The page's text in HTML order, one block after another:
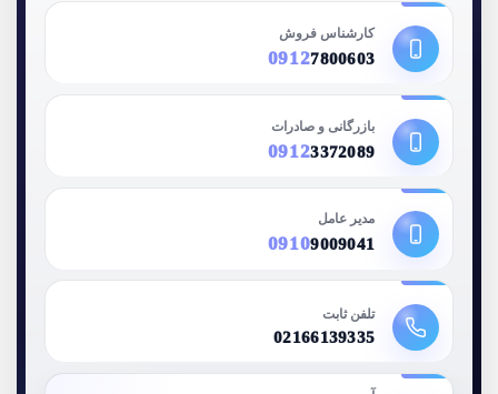
کارشناس فروش
09127800603
بازرگانی و صادرات
09123372089
مدیر عامل
09109009041
تلفن ثابت
02166139335